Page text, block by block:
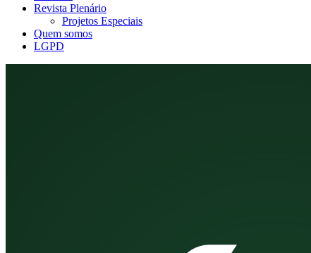
Revista Plenário
Projetos Especiais
Quem somos
LGPD